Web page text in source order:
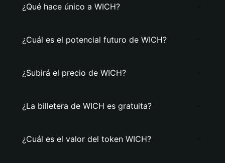
¿Qué hace único a WICH?
¿Cuál es el potencial futuro de WICH?
¿Subirá el precio de WICH?
¿La billetera de WICH es gratuita?
¿Cuál es el valor del token WICH?